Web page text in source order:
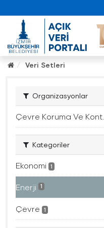
Veri Setleri
Organizasyonlar
Çevre Koruma Ve Kont...
Kategoriler
Ekonomi 1
Enerji 1
Çevre 1